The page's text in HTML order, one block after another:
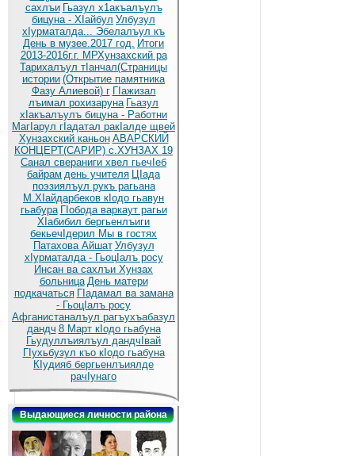
сахлъи Гьазул х1акъалъулъ
бицуна - ХIайбул Улбузул
хIурматалда... Эбелалъул къ
День в музее.2017 год. Итоги
2013-2016г.г. МРХунзахский ра
Тарихалъул тIанчал(Страницы
истории (Открытие памятника
Фазу Алиевой) г ГIажизал
лъимал рохизаруна Гьазул
хIакъалъулъ бицуна - Работни
МагIарул гIадатал ракIалде щвей
Хунзахский каньон АВАРСКИЙ
КОНЦЕРТ(САРИР) с.ХУНЗАХ 19
Санал свераниги хвел гьечIеб
байрам день учителя ЦIада
поэзиялъул рукъ рагьана
М.ХIайдарбеков кIодо гьавун
гьабура ГIобода варкаут рагьи
ХIабибил бергьенлъиги
бекьечIдерил Мы в гостях
Патахова Айшат Улбузул
хIурматалда - ГьоцIалъ росу
Инсан ва сахлъи Хунзах
больница День матери
подкачаться ГIадамал ва замана
- ГьоцIалъ росу
Афганистаналъул рагъухъабазул
дандч 8 Март кIодо гьабуна
Гьудуллъиялъул дандчIвай
ГIухьбузул къо кIодо гьабуна
КIудияб бергьенлъиялде
рачIунаго
Выдающиеся личности района